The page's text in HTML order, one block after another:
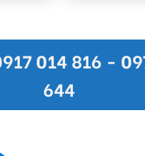
014 816 -
644